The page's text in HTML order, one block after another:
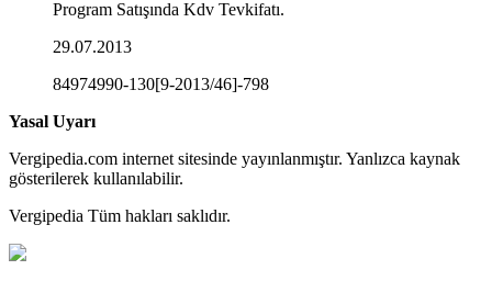
Program Satışında Kdv Tevkifatı.
29.07.2013
84974990-130[9-2013/46]-798
Yasal Uyarı
Vergipedia.com internet sitesinde yayınlanmıştır. Yanlızca kaynak
gösterilerek kullanılabilir.
Vergipedia Tüm hakları saklıdır.